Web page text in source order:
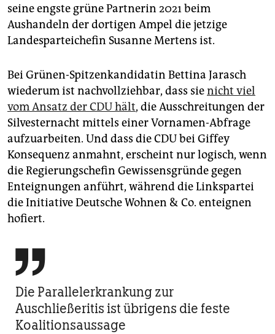
seine engste grüne Partnerin 2021 beim
Aushandeln der dortigen Ampel die jetzige
Landesparteichefin Susanne Mertens ist.
Bei Grünen-Spitzenkandidatin Bettina Jarasch
wiederum ist nachvollziehbar, dass sienicht viel
vom Ansatz der CDU hält, die Ausschreitungen der
Silvesternacht mittels einer Vornamen-Abfrage
aufzuarbeiten. Und dass die CDU bei Giffey
Konsequenz anmahnt, erscheint nur logisch, wenn
die Regierungschefin Gewissensgründe gegen
Enteignungen anführt, während die Linkspartei
die Initiative Deutsche Wohnen & Co. enteignen
hofiert.

Die Parallelerkrankung zur
Auschließeritis ist übrigens die feste
Koalitionsaussage